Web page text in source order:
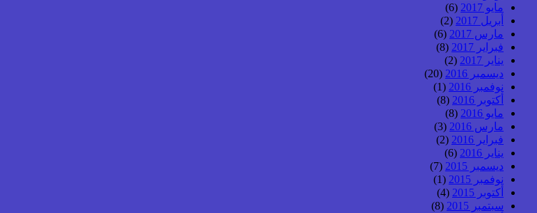
مايو 2017
(6)
أبريل 2017
(2)
مارس 2017
(6)
فبراير 2017
(8)
يناير 2017
(2)
ديسمبر 2016
(20)
نوفمبر 2016
(1)
أكتوبر 2016
(8)
مايو 2016
(8)
مارس 2016
(3)
فبراير 2016
(2)
يناير 2016
(6)
ديسمبر 2015
(7)
نوفمبر 2015
(1)
أكتوبر 2015
(4)
سبتمبر 2015
(8)